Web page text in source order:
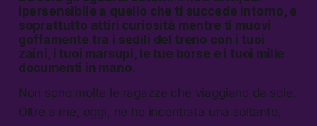
ipersensibile a quello che ti succede intorno, e
soprattutto attiri curiosità mentre ti muovi
goffamente tra i sedili del treno con i tuoi
zaini, i tuoi marsupi, le tue borse e i tuoi mille
documenti in mano.
Non sono molte le ragazze che viaggiano da sole.
Oltre a me, oggi, ne ho incontrata una soltanto,